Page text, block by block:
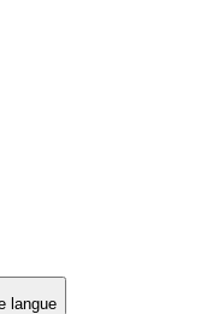
langue